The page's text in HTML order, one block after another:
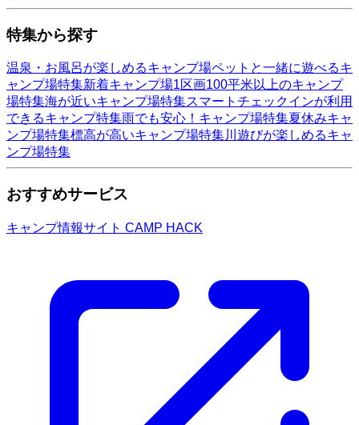
特集から探す
温泉・お風呂が楽しめるキャンプ場ペットと一緒に遊べるキ
ャンプ場特集新着キャンプ場1区画100平米以上のキャンプ
場特集海が近いキャンプ場特集スマートチェックインが利用
できるキャンプ特集雨でも安心！キャンプ場特集夏休みキャ
ンプ場特集標高が高いキャンプ場特集川遊びが楽しめるキャ
ンプ場特集
おすすめサービス
キャンプ情報サイト CAMP HACK